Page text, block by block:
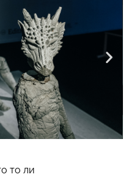
то ли